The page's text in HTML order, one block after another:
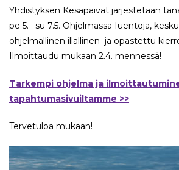
Yhdistyksen Kesäpäivät järjestetään
pe 5.– su 7.5. Ohjelmassa Iuentoja,
ohjelmallinen illallinen ja opastettu
Ilmoittaudu mukaan 2.4. mennessä!
Tarkempi ohjelma ja
tapahtumasivuiltamme >>
Tervetuloa mukaan!